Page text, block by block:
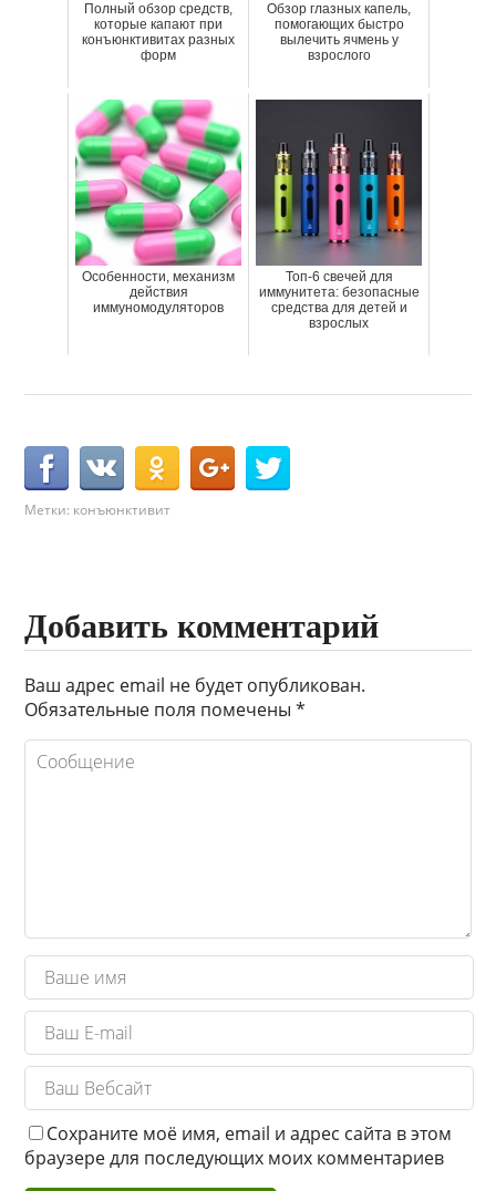
Полный обзор средств,
которые капают при
конъюнктивитах разных
форм
Обзор глазных капель,
помогающих быстро
вылечить ячмень у
взрослого
Особенности, механизм
действия
иммуномодуляторов
Топ-6 свечей для
иммунитета: безопасные
средства для детей и
взрослых
Метки: конъюнктивит
Добавить комментарий
Ваш адрес email не будет опубликован.
Обязательные поля помечены*
Сохраните моё имя, email и адрес сайта в этом
браузере для последующих моих комментариев